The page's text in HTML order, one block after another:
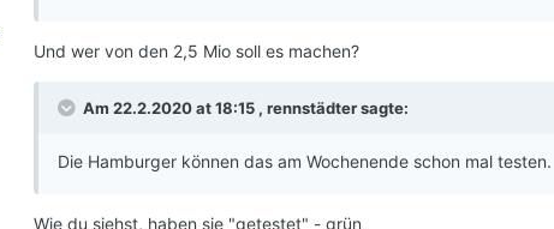
Und wer von den 2,5 Mio soll es machen?
Am 22.2.2020 at 18:15 , rennstädtersagte:
Die Hamburger können das am Wochenende schon mal testen.
Wie du siehst, haben sie "getestet" - grün